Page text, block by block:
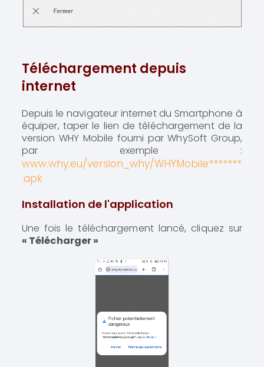
Téléchargement depuis
internet
Depuis le navigateur internet du Smartphone à
équiper, taper le lien de téléchargement de la
version WHY Mobile fourni par WhySoft Group,
par exemple :
www.why.eu/version_why/WHYMobile*******
.apk
Installation de l'application
Une fois le téléchargement lancé, cliquez sur
« Télécharger »